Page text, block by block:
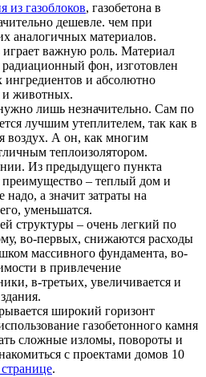
из газоблоков, газобетона в
дешевле. чем при
аналогичных материалов.
играет важную роль. Материал
фон, изготовлен
ингредиентов и абсолютно
и животных.
лишь незначительно. Сам по
лучшим утеплителем, так как в
воздух. А он, как многим
теплоизолятором.
Из предыдущего пункта
– теплый дом и
надо, а значит затраты на
уменьшатся.
структуры – очень легкий по
во-первых, снижаются расходы
массивного фундамента, во-
в привлечение
в-третьих, увеличивается и
широкий горизонт
газобетонного камня
сложные изломы, повороты и
с проектами домов 10
.